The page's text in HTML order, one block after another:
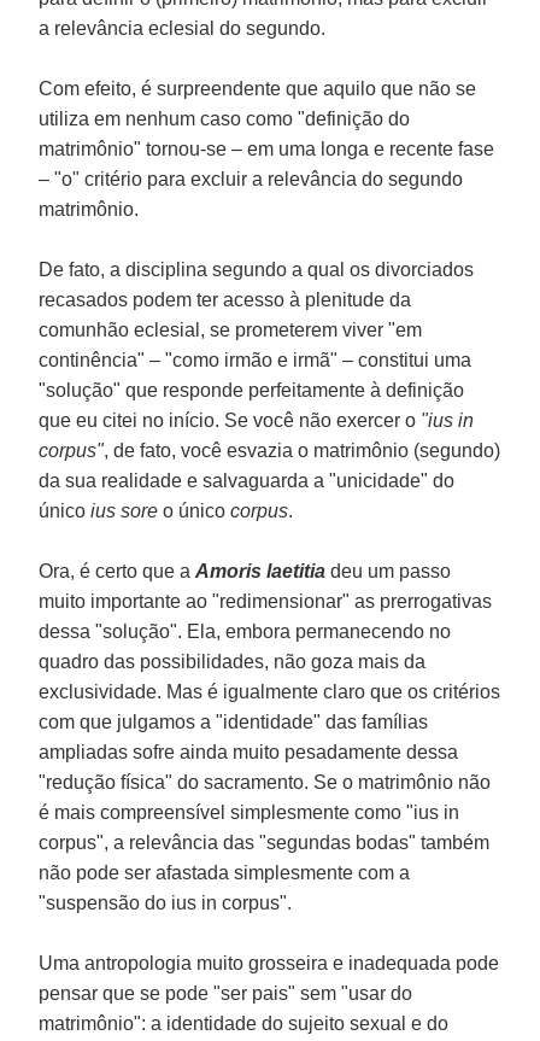
a relevância eclesial do segundo.
Com efeito, é surpreendente que aquilo que não se
utiliza em nenhum caso como "definição do
matrimônio" tornou-se – em uma longa e recente fase
– "o" critério para excluir a relevância do segundo
matrimônio.
De fato, a disciplina segundo a qual os divorciados
recasados podem ter acesso à plenitude da
comunhão eclesial, se prometerem viver "em
continência" – "como irmão e irmã" – constitui uma
"solução" que responde perfeitamente à definição
que eu citei no início. Se você não exercer o "ius in
corpus", de fato, você esvazia o matrimônio (segundo)
da sua realidade e salvaguarda a "unicidade" do
únicoius sore o únicocorpus.
Ora, é certo que aAmoris laetitia deu um passo
muito importante ao "redimensionar" as prerrogativas
dessa "solução". Ela, embora permanecendo no
quadro das possibilidades, não goza mais da
exclusividade. Mas é igualmente claro que os critérios
com que julgamos a "identidade" das famílias
ampliadas sofre ainda muito pesadamente dessa
"redução física" do sacramento. Se o matrimônio não
é mais compreensível simplesmente como "ius in
corpus", a relevância das "segundas bodas" também
não pode ser afastada simplesmente com a
"suspensão do ius in corpus".
Uma antropologia muito grosseira e inadequada pode
pensar que se pode "ser pais" sem "usar do
matrimônio": a identidade do sujeito sexual e do